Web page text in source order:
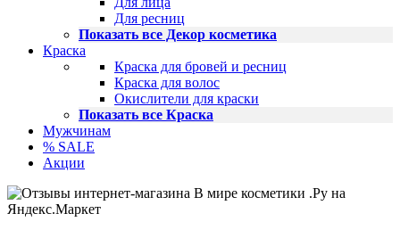
Для ресниц
Показать все Декор косметика
Краска
Краска для бровей и ресниц
Краска для волос
Окислители для краски
Показать все Краска
Мужчинам
% SALE
Акции